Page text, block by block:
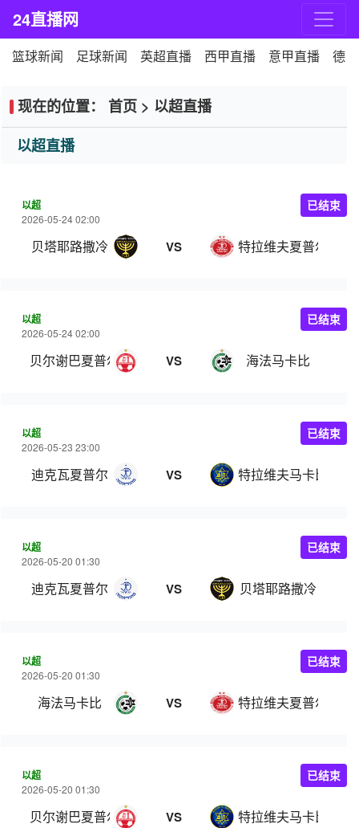
24直播网
篮球新闻 足球新闻 英超直播 西甲直播 意甲直播 德
现在的位置： 首页 > 以超直播
以超直播
以超
2026-05-24 02:00
贝塔耶路撒冷 VS 特拉维夫夏普尔
已结束
以超
2026-05-24 02:00
贝尔谢巴夏普尔 VS 海法马卡比
已结束
以超
2026-05-23 23:00
迪克瓦夏普尔 VS 特拉维夫马卡比
已结束
以超
2026-05-20 01:30
迪克瓦夏普尔 VS 贝塔耶路撒冷
已结束
以超
2026-05-20 01:30
海法马卡比 VS 特拉维夫夏普尔
已结束
以超
2026-05-20 01:30
贝尔谢巴夏普尔 VS 特拉维夫马卡比
已结束